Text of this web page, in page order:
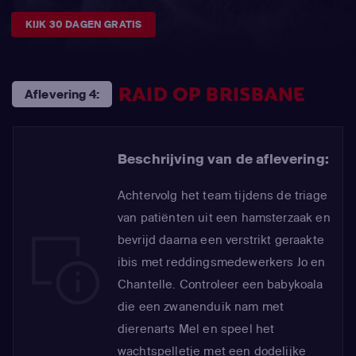
KIJK 30 DAGEN GRATIS
Aflevering 4: RAID OP BRISBANE
Beschrijving van de aflevering:
Achtervolg het team tijdens de triage
van patiënten uit een hamsterzaak en
bevrijd daarna een verstrikt geraakte
ibis met reddingsmedewerkers Jo en
Chantelle. Controleer een babykoala
die een zwanenduik nam met
dierenarts Mel en speel het
wachtspelletje met een dodelijke